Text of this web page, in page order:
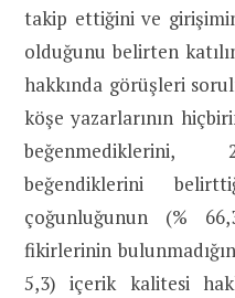
takip ettiğini ve
olduğunu belirten
hakkında görüşleri
köşe yazarlarının
beğenmediklerini,
beğendiklerini
çoğunluğunun (%
fikirlerinin
5,3) içerik kalitesi